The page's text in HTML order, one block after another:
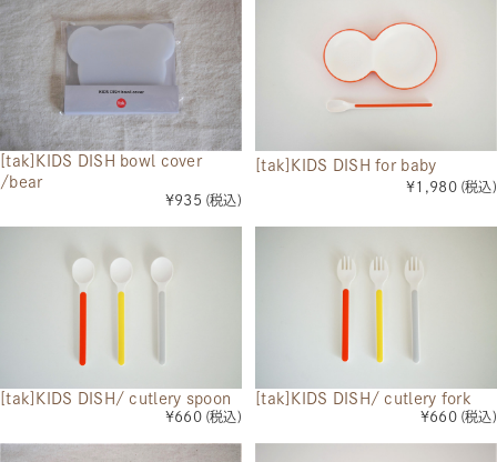
[tak]KIDS DISH bowl cover
/bear
¥935 (税込)
[tak]KIDS DISH for baby
¥1,980 (税込)
[tak]KIDS DISH/ cutlery spoon
¥660 (税込)
[tak]KIDS DISH/ cutlery fork
¥660 (税込)